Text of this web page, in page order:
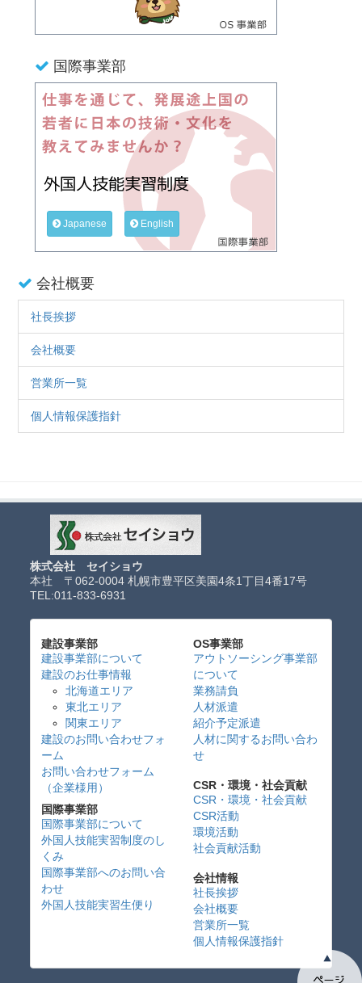
国際事業部
English
Japanese
会社概要
社長挨拶
会社概要
営業所一覧
個人情報保護指針
株式会社 セイショウ
本社 〒062-0004 札幌市豊平区美園4条1丁目4番17号
TEL:011-833-6931
建設事業部
建設事業部について
建設のお仕事情報
北海道エリア
東北エリア
関東エリア
建設のお問い合わせフォ
ーム
お問い合わせフォーム
（企業様用）
国際事業部
国際事業部について
外国人技能実習制度のし
くみ
国際事業部へのお問い合
わせ
外国人技能実習生便り
OS事業部
アウトソーシング事業部
について
業務請負
人材派遣
紹介予定派遣
人材に関するお問い合わ
せ
CSR・環境・社会貢献
CSR・環境・社会貢献
CSR活動
環境活動
社会貢献活動
会社情報
社長挨拶
会社概要
営業所一覧
個人情報保護指針